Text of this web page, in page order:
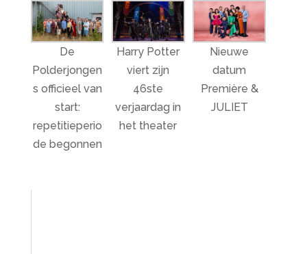
De
Polderjongen
s officieel van
start:
repetitieperio
de begonnen
Harry Potter
viert zijn
46ste
verjaardag in
het theater
Nieuwe
datum
Première &
JULIET